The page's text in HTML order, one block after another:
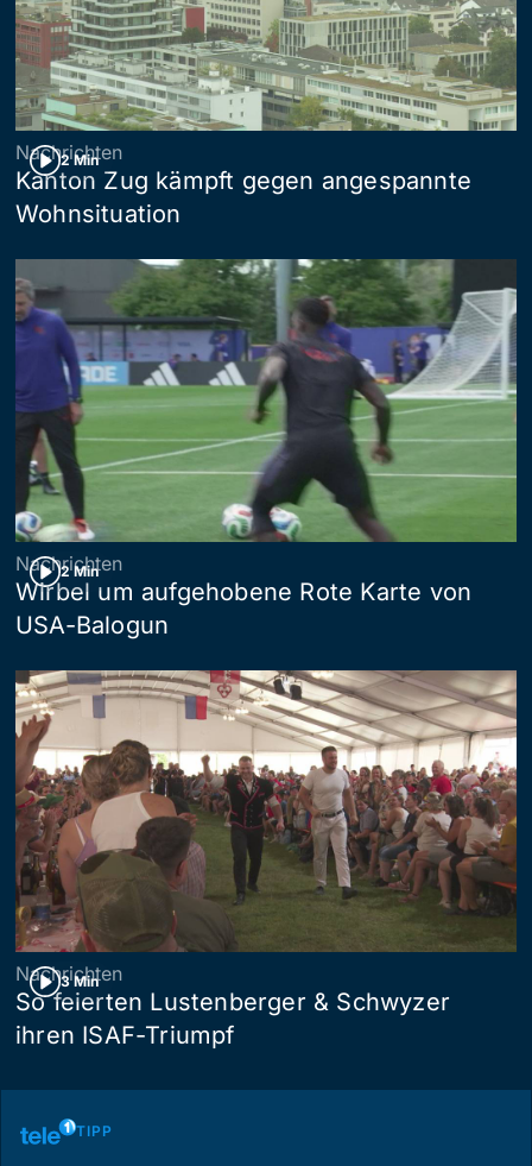
2 Min
Nachrichten
Kanton Zug kämpft gegen angespannte
Wohnsituation
2 Min
Nachrichten
Wirbel um aufgehobene Rote Karte von
USA-Balogun
3 Min
Nachrichten
So feierten Lustenberger & Schwyzer
ihren ISAF-Triumpf
TIPP